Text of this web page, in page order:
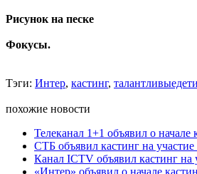
Рисунок на песке
Фокусы.
Тэги: Интер, кастинг, талантливыедети
похожие новости
Телеканал 1+1 объявил о начале
СТБ объявил кастинг на
Канал ICTV объявил кастинг на
«Интер» объявил о начале